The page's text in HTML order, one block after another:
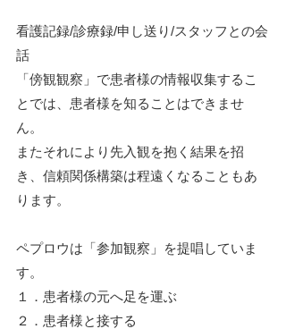
看護記録/診療録/申し送り/スタッフとの会
話
「傍観観察」で患者様の情報収集するこ
とでは、患者様を知ることはできませ
ん。
またそれにより先入観を抱く結果を招
き、信頼関係構築は程遠くなることもあ
ります。
ペプロウは「参加観察」を提唱していま
す。
１．患者様の元へ足を運ぶ
２．患者様と接する